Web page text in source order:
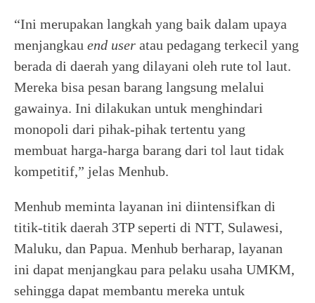
“Ini merupakan langkah yang baik dalam upaya
menjangkau end user atau pedagang terkecil yang
berada di daerah yang dilayani oleh rute tol laut.
Mereka bisa pesan barang langsung melalui
gawainya. Ini dilakukan untuk menghindari
monopoli dari pihak-pihak tertentu yang
membuat harga-harga barang dari tol laut tidak
kompetitif,” jelas Menhub.
Menhub meminta layanan ini diintensifkan di
titik-titik daerah 3TP seperti di NTT, Sulawesi,
Maluku, dan Papua. Menhub berharap, layanan
ini dapat menjangkau para pelaku usaha UMKM,
sehingga dapat membantu mereka untuk